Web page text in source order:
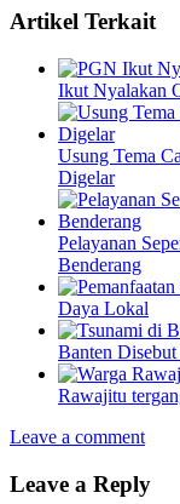
Artikel Terkait
Ikut Nyalakan
Usung Tema
Digelar
Pelayanan
Benderang
Daya Lokal
Banten
Rawajitu
Leave a comment
Leave a Reply